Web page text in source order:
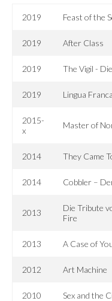
2019 Feast of the
2019 After Class
2019 The Vigil -
2019 Lingua Franca
2015-
x
Master of
2014 They Came
2014 Cobbler –
2013
Die Tribute
Fire
2013 A Case of
2012 Art Machine
2010 Sex and the